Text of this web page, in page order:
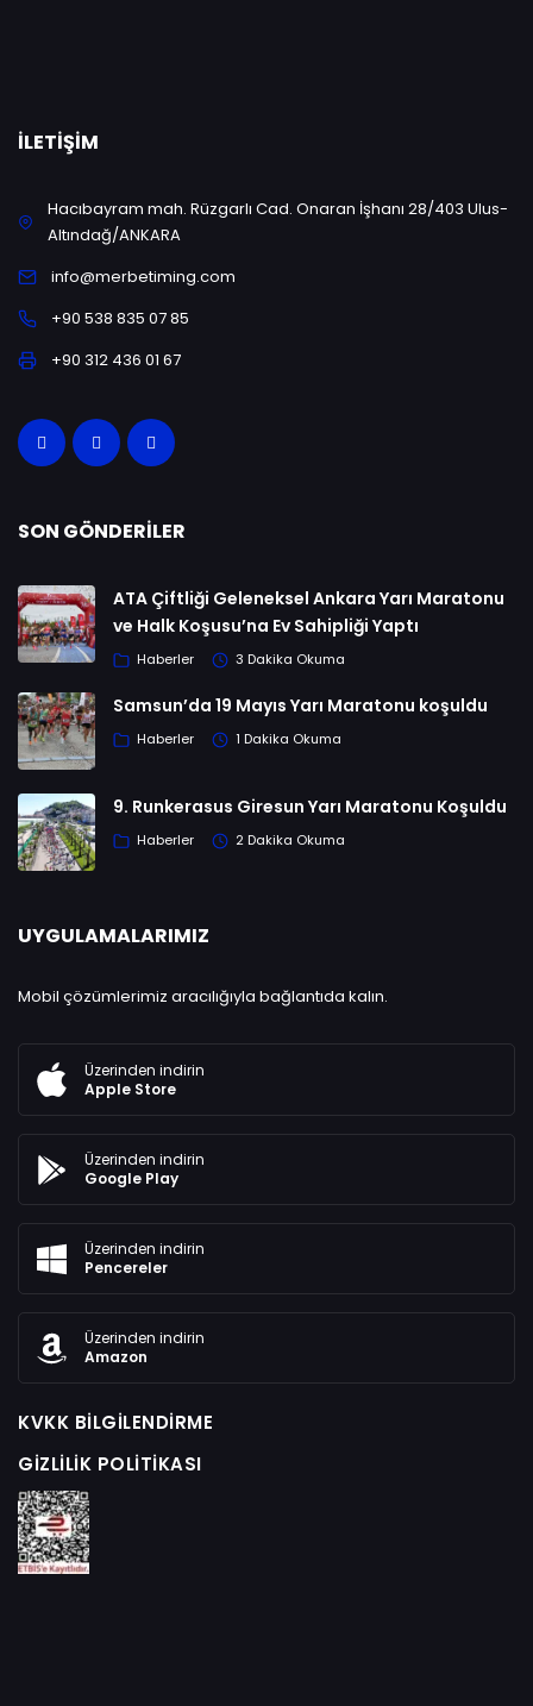
İLETIŞIM
Hacıbayram mah. Rüzgarlı Cad. Onaran İşhanı 28/403 Ulus-
Altındağ/ANKARA
info@merbetiming.com
+90 538 835 07 85
+90 312 436 01 67
SON GÖNDERILER
ATA Çiftliği Geleneksel Ankara Yarı Maratonu
ve Halk Koşusu’na Ev Sahipliği Yaptı
Haberler 3 Dakika Okuma
Samsun’da 19 Mayıs Yarı Maratonu koşuldu
Haberler 1 Dakika Okuma
9. Runkerasus Giresun Yarı Maratonu Koşuldu
Haberler 2 Dakika Okuma
UYGULAMALARIMIZ
Mobil çözümlerimiz aracılığıyla bağlantıda kalın.
Üzerinden indirin
Apple Store
Üzerinden indirin
Google Play
Üzerinden indirin
Pencereler
Üzerinden indirin
Amazon
KVKK BILGILENDIRME
GIZLILIK POLITIKASI